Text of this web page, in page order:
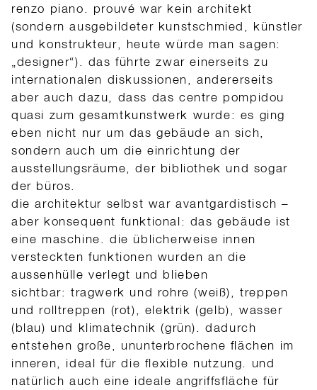
renzo piano. prouvé war kein architekt
(sondern ausgebildeter kunstschmied, künstler
und konstrukteur, heute würde man sagen:
„designer“). das führte zwar einerseits zu
internationalen diskussionen, andererseits
aber auch dazu, dass das centre pompidou
quasi zum gesamtkunstwerk wurde: es ging
eben nicht nur um das gebäude an sich,
sondern auch um die einrichtung der
ausstellungsräume, der bibliothek und sogar
der büros.
die architektur selbst war avantgardistisch –
aber konsequent funktional: das gebäude ist
eine maschine. die üblicherweise innen
versteckten funktionen wurden an die
aussenhülle verlegt und blieben
sichtbar: tragwerk und rohre (weiß), treppen
und rolltreppen (rot), elektrik (gelb), wasser
(blau) und klimatechnik (grün). dadurch
entstehen große, ununterbrochene flächen im
inneren, ideal für die flexible nutzung. und
natürlich auch eine ideale angriffsfläche für